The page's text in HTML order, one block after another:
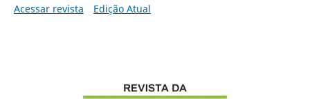
Acessar revista Edição Atual